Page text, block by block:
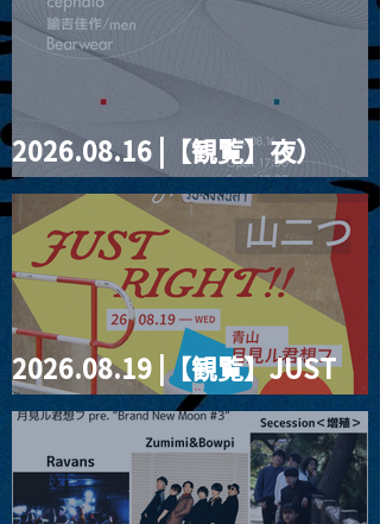
2026.08.16 |【観覧】夜）
four dots vol.2
2026.08.19 |【観覧】JUST
RIGHT!! vol.27